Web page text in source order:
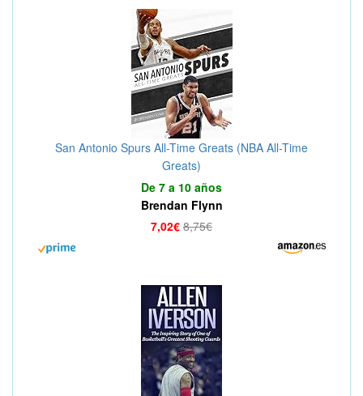
San Antonio Spurs All-Time Greats (NBA All-Time
Greats)
De 7 a 10 años
Brendan Flynn
7,02€ 8,75€